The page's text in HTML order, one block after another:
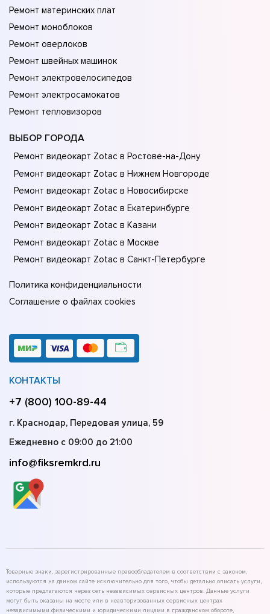
Ремонт материнских плат
Ремонт моноблоков
Ремонт оверлоков
Ремонт швейных машинок
Ремонт электровелосипедов
Ремонт электросамокатов
Ремонт тепловизоров
ВЫБОР ГОРОДА
Ремонт видеокарт Zotac в Ростове-на-Донy
Ремонт видеокарт Zotac в Нижнем Новгороде
Ремонт видеокарт Zotac в Новосибирске
Ремонт видеокарт Zotac в Екатеринбурге
Ремонт видеокарт Zotac в Казани
Ремонт видеокарт Zotac в Москве
Ремонт видеокарт Zotac в Санкт-Петербурге
Политика конфиденциальности
Соглашение о файлах cookies
КОНТАКТЫ
+7 (800) 100-89-44
г. Краснодар, Передовая улица, 59
Ежедневно с 09:00 до 21:00
info@fiksremkrd.ru
Товарные знаки, зарегистрированные правообладателем в соответствии с законом,
используются на данном сайте исключительно для того, чтобы детально описать услуги,
которые предлагаются через сеть независимых сервисных центров. Данные услуги
могут быть оказаны на месте или в неавторизованных сервисных центрах
независимыми физическими и юридическими лицами в гражданском обороте,